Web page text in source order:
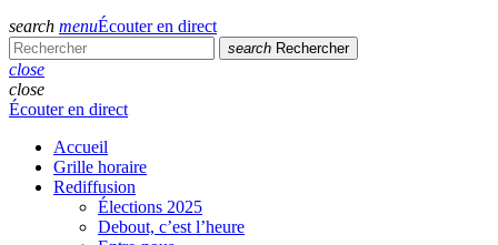
search menuÉcouter en direct
search Rechercher
close
close
Écouter en direct
Accueil
Grille horaire
Rediffusion
Élections 2025
Debout, c’est l’heure